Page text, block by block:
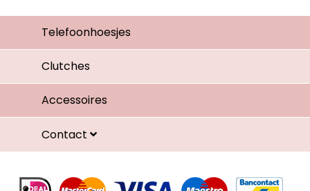
Telefoonhoesjes
Clutches
Accessoires
Contact